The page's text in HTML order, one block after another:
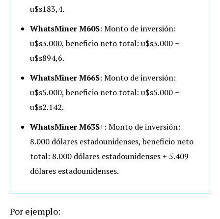
u$s183,4.
WhatsMiner M60S: Monto de inversión:
u$s3.000, beneficio neto total: u$s3.000 +
u$s894,6.
WhatsMiner M66S: Monto de inversión:
u$s5.000, beneficio neto total: u$s5.000 +
u$s2.142.
WhatsMiner M63S+: Monto de inversión:
8.000 dólares estadounidenses, beneficio neto
total: 8.000 dólares estadounidenses + 5.409
dólares estadounidenses.
Por ejemplo: